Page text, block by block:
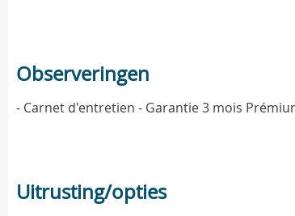
Observeringen
- Carnet d'entretien - Garantie 3 mois
Uitrusting/opties